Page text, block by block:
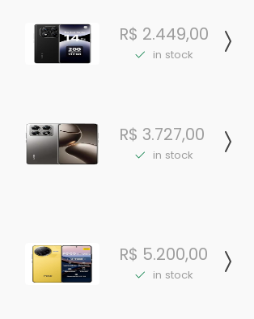
R$ 2.449,00
in stock
R$ 3.727,00
in stock
R$ 5.200,00
in stock